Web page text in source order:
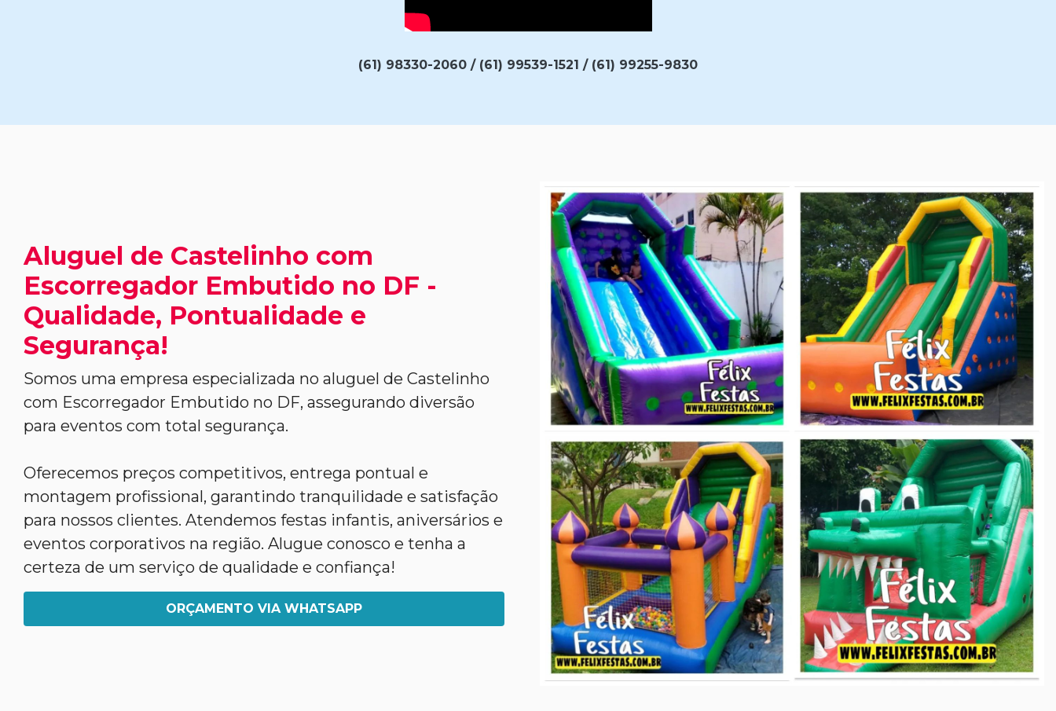
(61) 98330-2060 / (61) 99539-1521 / (61) 99255-9830
Aluguel de Castelinho com
Escorregador Embutido no DF -
Qualidade, Pontualidade e
Segurança!
Somos uma empresa especializada no aluguel de Castelinho
com Escorregador Embutido no DF, assegurando diversão
para eventos com total segurança.
Oferecemos preços competitivos, entrega pontual e
montagem profissional, garantindo tranquilidade e satisfação
para nossos clientes. Atendemos festas infantis, aniversários e
eventos corporativos na região. Alugue conosco e tenha a
certeza de um serviço de qualidade e confiança!
ORÇAMENTO VIA WHATSAPP